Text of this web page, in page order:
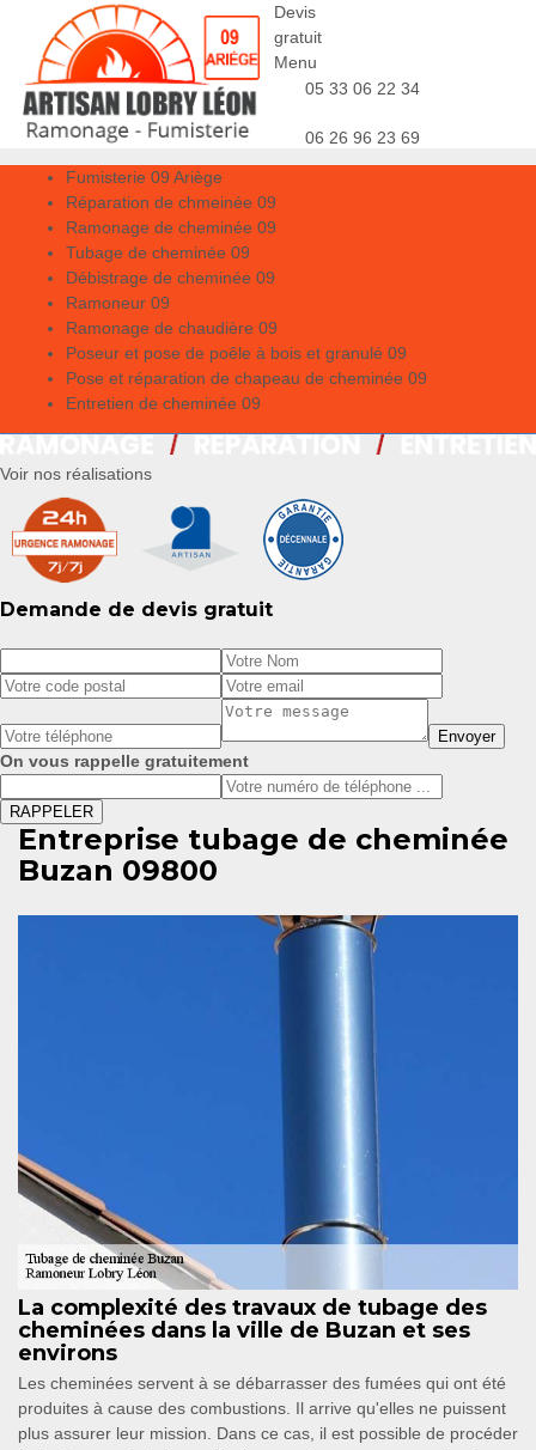
Devis
gratuit
Menu
05 33 06 22 34
06 26 96 23 69
Fumisterie 09 Ariège
Réparation de chmeinée 09
Ramonage de cheminée 09
Tubage de cheminée 09
Débistrage de cheminée 09
Ramoneur 09
Ramonage de chaudière 09
Poseur et pose de poêle à bois et granulé 09
Pose et réparation de chapeau de cheminée 09
Entretien de cheminée 09
Voir nos réalisations
Demande de devis gratuit
On vous rappelle gratuitement
Entreprise tubage de cheminée
Buzan 09800
La complexité des travaux de tubage des
cheminées dans la ville de Buzan et ses
environs
Les cheminées servent à se débarrasser des fumées qui ont été
produites à cause des combustions. Il arrive qu'elles ne puissent
plus assurer leur mission. Dans ce cas, il est possible de procéder